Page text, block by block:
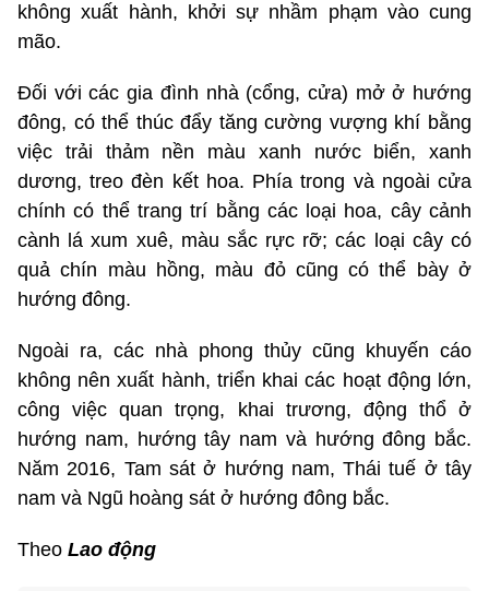
không xuất hành, khởi sự nhầm phạm vào cung
mão.
Đối với các gia đình nhà (cổng, cửa) mở ở hướng
đông, có thể thúc đẩy tăng cường vượng khí bằng
việc trải thảm nền màu xanh nước biển, xanh
dương, treo đèn kết hoa. Phía trong và ngoài cửa
chính có thể trang trí bằng các loại hoa, cây cảnh
cành lá xum xuê, màu sắc rực rỡ; các loại cây có
quả chín màu hồng, màu đỏ cũng có thể bày ở
hướng đông.
Ngoài ra, các nhà phong thủy cũng khuyến cáo
không nên xuất hành, triển khai các hoạt động lớn,
công việc quan trọng, khai trương, động thổ ở
hướng nam, hướng tây nam và hướng đông bắc.
Năm 2016, Tam sát ở hướng nam, Thái tuế ở tây
nam và Ngũ hoàng sát ở hướng đông bắc.
Theo Lao động